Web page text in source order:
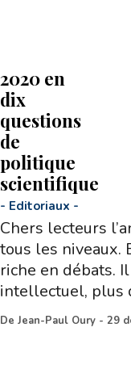
2020 en
dix
questions
de
politique
scientifique
- Editoriaux -
Chers lecteurs
tous les niveaux.
riche en débats.
intellectuel, plus
De Jean-Paul Oury - 29